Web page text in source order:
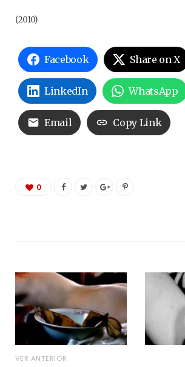
(2010)
Facebook Share on X
LinkedIn WhatsApp
Email Copy Link
0
VER ANTERIOR